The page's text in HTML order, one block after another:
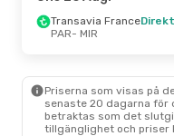
Tors 3 Sep.- Mån 7
MIR
Transavia FranceDirekt
PAR- MIR
Priserna som visas på
senaste 20 dagarna för
betraktas som det
tillgänglighet och priser